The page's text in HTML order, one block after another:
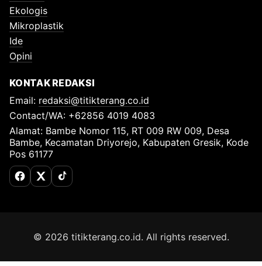
Ekologis
Mikroplastik
Ide
Opini
KONTAK REDAKSI
Email: redaksi@titikterang.co.id
Contact/WA: +62856 4019 4083
Alamat: Bambe Nomor 115, RT 009 RW 009, Desa
Bambe, Kecamatan Driyorejo, Kabupaten Gresik, Kode
Pos 61177
Facebook
X (Twitter)
TikTok
© 2026 titikterang.co.id. All rights reserved.